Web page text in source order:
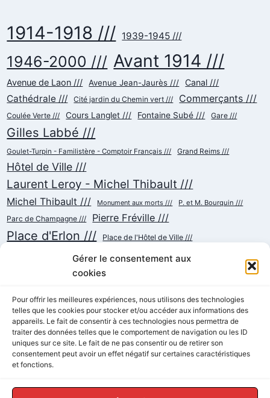
Gérer le consentement aux
cookies
Pour offrir les meilleures expériences, nous utilisons des technologies
telles que les cookies pour stocker et/ou accéder aux informations des
appareils. Le fait de consentir à ces technologies nous permettra de
traiter des données telles que le comportement de navigation ou les ID
uniques sur ce site. Le fait de ne pas consentir ou de retirer son
consentement peut avoir un effet négatif sur certaines caractéristiques
et fonctions.
1914-1918 /// 1939-1945 ///
1946-2000 /// Avant 1914 ///
Avenue de Laon /// Avenue Jean-Jaurès /// Canal ///
Cathédrale /// Cité jardin du Chemin vert /// Commerçants ///
Coulée Verte /// Cours Langlet /// Fontaine Subé /// Gare ///
Gilles Labbé ///
Goulet-Turpin - Familistère - Comptoir Français /// Grand Reims ///
Hôtel de Ville ///
Laurent Leroy - Michel Thibault ///
Michel Thibault /// Monument aux morts /// P. et M. Bourquin ///
Parc de Champagne /// Pierre Fréville ///
Place d'Erlon /// Place de l'Hôtel de Ville ///
Place de la République /// Place du Cardinal Luçon ///
Place du Forum/des Marchés ///
Rue Buirette /// Rue Carnot /// Rue Chanzy /// Rue Colbert ///
Rue Cérès /// Rue de l'Etape /// Rue de Mars /// Rue de Talleyrand ///
Rue de Vesle /// Rue Thiers /// Succursalisme /// Tramway ///
École ///